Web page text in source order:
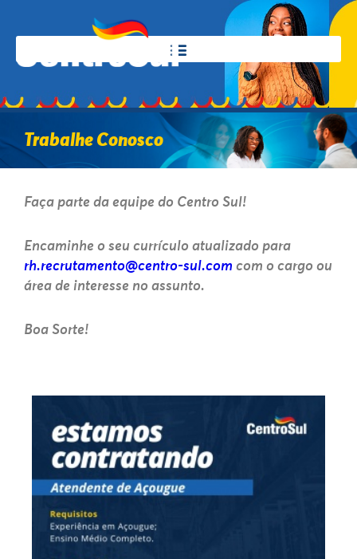
Trabalhe Conosco
Faça parte da equipe do Centro Sul!
Encaminhe o seu currículo atualizado para
rh.recrutamento@centro-sul.com com o cargo ou
área de interesse no assunto.
Boa Sorte!